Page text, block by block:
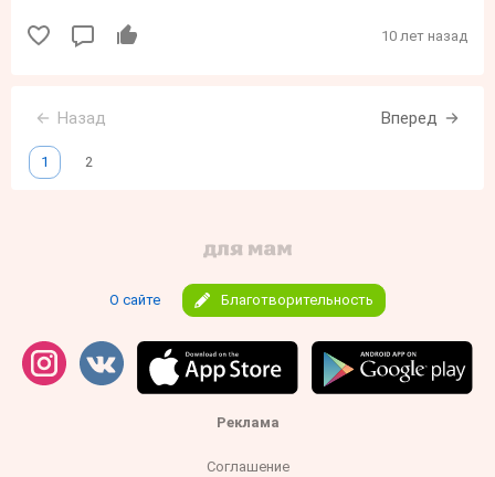
10 лет назад
Назад Вперед
1 2
О сайте Благотворительность
Реклама
Соглашение